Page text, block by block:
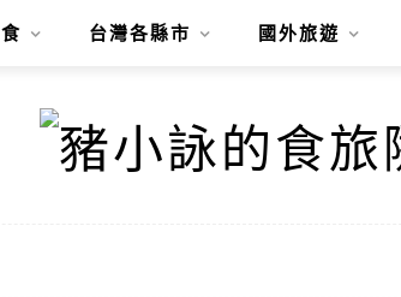
台灣各縣市 國外旅遊